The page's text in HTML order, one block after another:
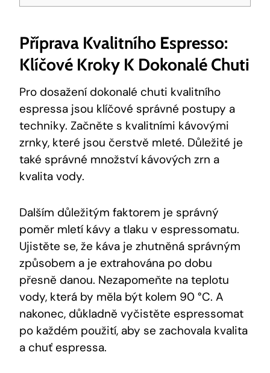
Příprava Kvalitního Espresso:
Klíčové Kroky K Dokonalé Chuti
Pro dosažení dokonalé chuti kvalitního
espressa jsou klíčové správné postupy a
techniky. Začněte s kvalitními kávovými
zrnky, které jsou čerstvě mleté. Důležité je
také správné množství kávových zrn a
kvalita vody.
Dalším důležitým faktorem je správný
poměr mletí kávy a tlaku v espressomatu.
Ujistěte se, že káva je zhutněná správným
způsobem a je extrahována po dobu
přesně danou. Nezapomeňte na teplotu
vody, která by měla být kolem 90 °C. A
nakonec, důkladně vyčistěte espressomat
po každém použití, aby se zachovala kvalita
a chuť espressa.